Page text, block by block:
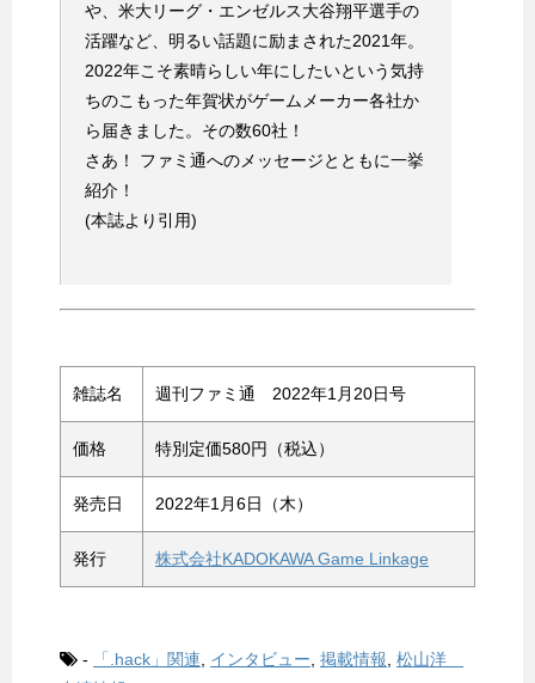
や、米大リーグ・エンゼルス大谷翔平選手の
活躍など、明るい話題に励まされた2021年。
2022年こそ素晴らしい年にしたいという気持
ちのこもった年賀状がゲームメーカー各社か
ら届きました。その数60社！
さあ！ ファミ通へのメッセージとともに一挙
紹介！
(本誌より引用)
雑誌名 週刊ファミ通 2022年1月20日号
価格 特別定価580円（税込）
発売日 2022年1月6日（木）
発行 株式会社KADOKAWA Game Linkage
- 「.hack」関連 インタビュー 掲載情報 松山洋